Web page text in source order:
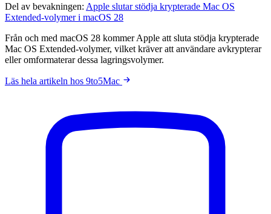
Del av bevakningen: Apple slutar stödja krypterade Mac OS
Extended-volymer i macOS 28
Från och med macOS 28 kommer Apple att sluta stödja krypterade
Mac OS Extended-volymer, vilket kräver att användare avkrypterar
eller omformaterar dessa lagringsvolymer.
Läs hela artikeln hos 9to5Mac